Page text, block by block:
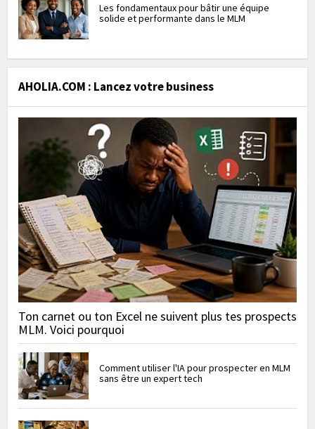
Les fondamentaux pour bâtir une équipe
solide et performante dans le MLM
AHOLIA.COM : Lancez votre business
Ton carnet ou ton Excel ne suivent plus tes prospects
MLM. Voici pourquoi
Comment utiliser l'IA pour prospecter en MLM
sans être un expert tech